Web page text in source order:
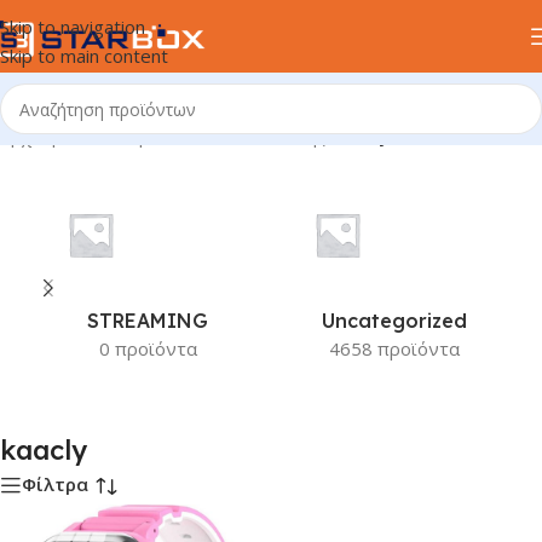
Skip to navigation
Skip to main content
Αρχική σελίδα/Προϊόν Κατασκευαστής/kaacly
STREAMING
0 προϊόντα
Uncategorized
4658 προϊόντα
kaacly
Φίλτρα